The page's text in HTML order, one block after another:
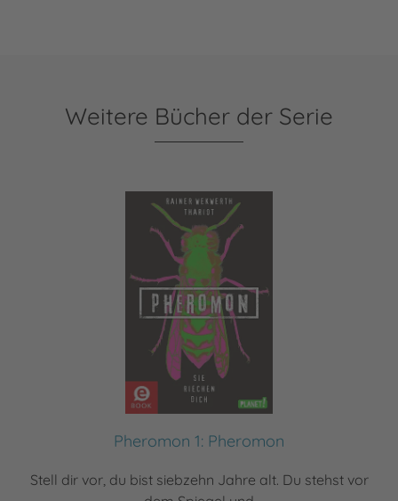
Weitere Bücher der Serie
Pheromon 1: Pheromon
Stell dir vor, du bist siebzehn Jahre alt. Du stehst vor